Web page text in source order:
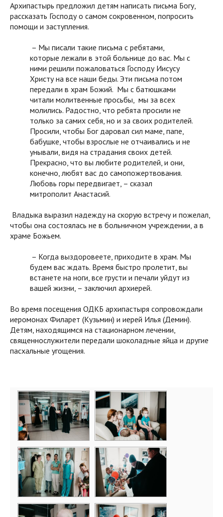
Архипастырь предложил детям написать письма Богу,
рассказать Господу о самом сокровенном, попросить
помощи и заступления.
– Мы писали такие письма с ребятами,
которые лежали в этой больнице до вас. Мы с
ними решили пожаловаться Господу Иисусу
Христу на все наши беды. Эти письма потом
передали в храм Божий. Мы с батюшками
читали молитвенные просьбы, мы за всех
молились. Радостно, что ребята просили не
только за самих себя, но и за своих родителей.
Просили, чтобы Бог даровал сил маме, папе,
бабушке, чтобы взрослые не отчаивались и не
унывали, видя на страдания своих детей.
Прекрасно, что вы любите родителей, и они,
конечно, любят вас до самопожертвования.
Любовь горы передвигает, – сказал
митрополит Анастасий.
Владыка выразил надежду на скорую встречу и пожелал,
чтобы она состоялась не в больничном учреждении, а в
храме Божьем.
– Когда выздоровеете, приходите в храм. Мы
будем вас ждать. Время быстро пролетит, вы
встанете на ноги, все грусти и печали уйдут из
вашей жизни, – заключил архиерей.
Во время посещения ОДКБ архипастыря сопровождали
иеромонах Филарет (Кузьмин) и иерей Илья (Демин).
Детям, находящимся на стационарном лечении,
священнослужители передали шоколадные яйца и другие
пасхальные угощения.